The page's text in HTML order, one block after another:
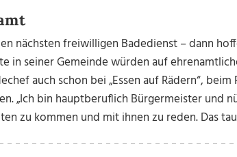
nächsten freiwilligen Badedienst – dann
in seiner Gemeinde würden auf
auch schon bei „Essen auf Rädern“,
„Ich bin hauptberuflich Bürgermeister und
zu kommen und mit ihnen zu reden. Das